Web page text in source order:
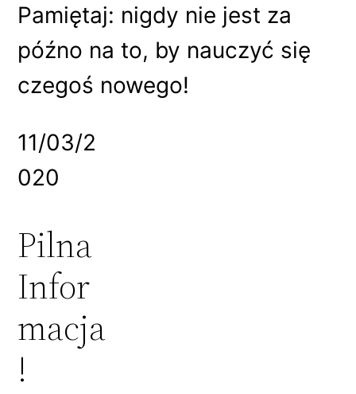
Pamiętaj: nigdy nie jest za
późno na to, by nauczyć się
czegoś nowego!
11/03/2
020
Pilna
Infor
macja
!